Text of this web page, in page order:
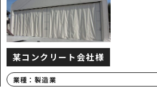
某コンクリート会社様
業種：製造業